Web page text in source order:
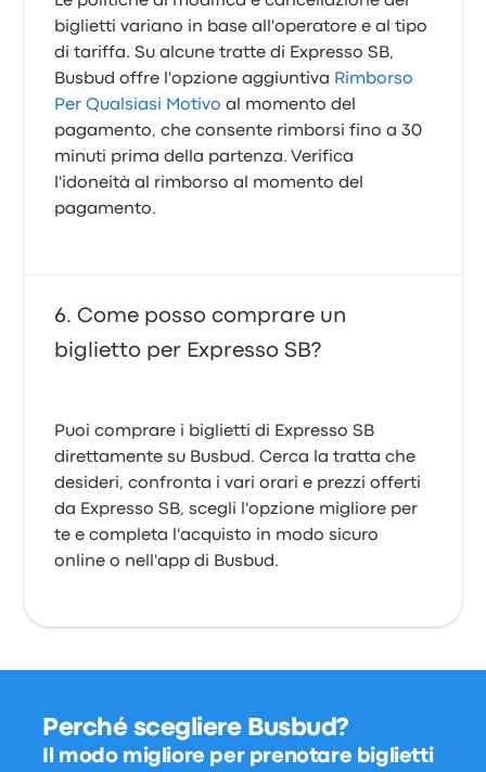
biglietti variano in base all'operatore e al tipo
di tariffa. Su alcune tratte di Expresso SB,
Busbud offre l'opzione aggiuntiva Rimborso
Per Qualsiasi Motivo al momento del
pagamento, che consente rimborsi fino a 30
minuti prima della partenza. Verifica
l'idoneità al rimborso al momento del
pagamento.
Come posso comprare un
biglietto per Expresso SB?
Puoi comprare i biglietti di Expresso SB
direttamente su Busbud. Cerca la tratta che
desideri, confronta i vari orari e prezzi offerti
da Expresso SB, scegli l'opzione migliore per
te e completa l'acquisto in modo sicuro
online o nell'app di Busbud.
Perché scegliere Busbud?
Il modo migliore per prenotare biglietti